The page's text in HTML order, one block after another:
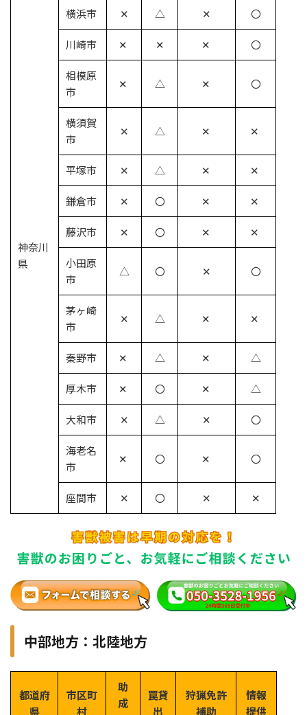
神奈川
県
横浜市 ✕ △ ✕ 〇
川崎市 ✕ ✕ ✕ 〇
相模原
市
✕ △ ✕ 〇
横須賀
市
✕ △ ✕ ✕
平塚市 ✕ △ ✕ ✕
鎌倉市 ✕ 〇 ✕ ✕
藤沢市 ✕ 〇 ✕ ✕
小田原
市
△ 〇 ✕ 〇
茅ヶ崎
市
✕ △ ✕ ✕
秦野市 ✕ △ ✕ △
厚木市 ✕ 〇 ✕ △
大和市 ✕ △ ✕ 〇
海老名
市
✕ 〇 ✕ 〇
座間市 ✕ 〇 ✕ ✕
中部地方：北陸地方
都道府
県
市区町
村
助
成
罠貸
出
狩猟免許
補助
情報
提供